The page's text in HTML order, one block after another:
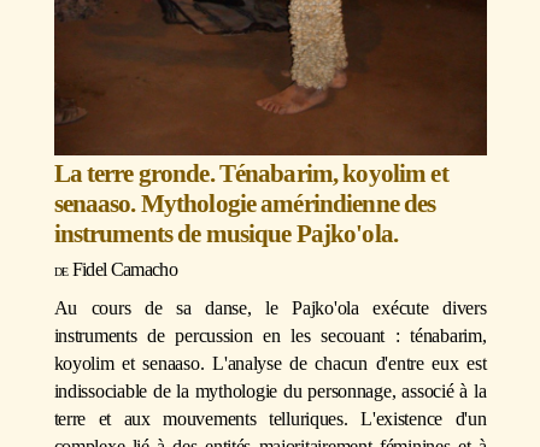
La terre gronde. Ténabarim, koyolim et
senaaso. Mythologie amérindienne des
instruments de musique Pajko'ola.
Fidel Camacho
Au cours de sa danse, le Pajko'ola exécute divers
instruments de percussion en les secouant : ténabarim,
koyolim et senaaso. L'analyse de chacun d'entre eux est
indissociable de la mythologie du personnage, associé à la
terre et aux mouvements telluriques. L'existence d'un